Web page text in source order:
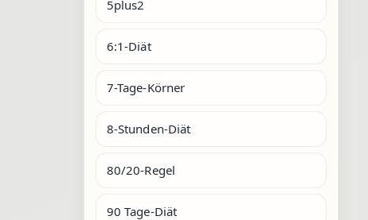
5plus2
6:1-Diät
7-Tage-Körner
8-Stunden-Diät
80/20-Regel
90 Tage-Diät